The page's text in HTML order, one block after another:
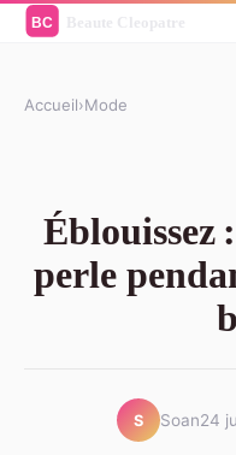
Accueil›Mode
Éblouissez
perle
S Soan24